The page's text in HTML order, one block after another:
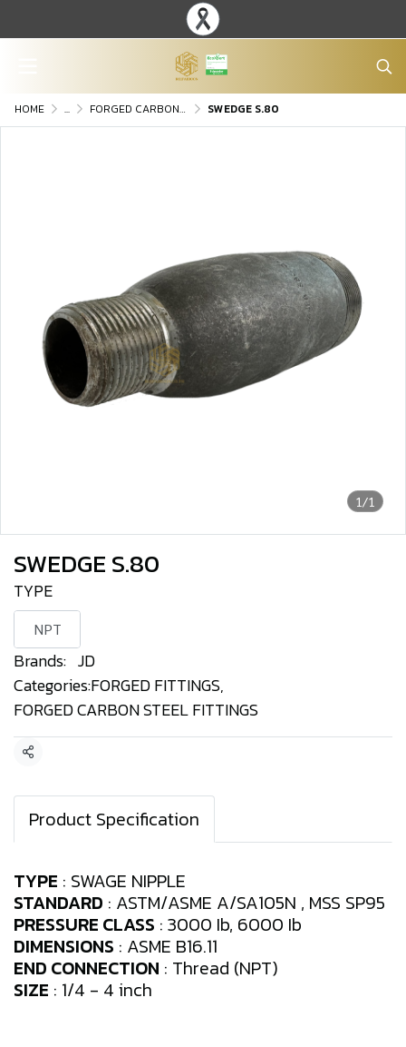
HOME ... FORGED CARBON STEEL FITTINGS SWEDGE S.80
1/1
SWEDGE S.80
TYPE
NPT
Brands: JD
Categories:FORGED FITTINGS,
FORGED CARBON STEEL FITTINGS
Share
Product Specification
TYPE : SWAGE NIPPLE
STANDARD : ASTM/ASME A/SA105N , MSS SP95
PRESSURE CLASS : 3000 Ib, 6000 Ib
DIMENSIONS : ASME B16.11
END CONNECTION : Thread (NPT)
SIZE : 1/4 - 4 inch